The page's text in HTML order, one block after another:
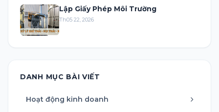
Lập Giấy Phép Môi Trường
Th05 22, 2026
DANH MỤC BÀI VIẾT
Hoạt động kinh doanh